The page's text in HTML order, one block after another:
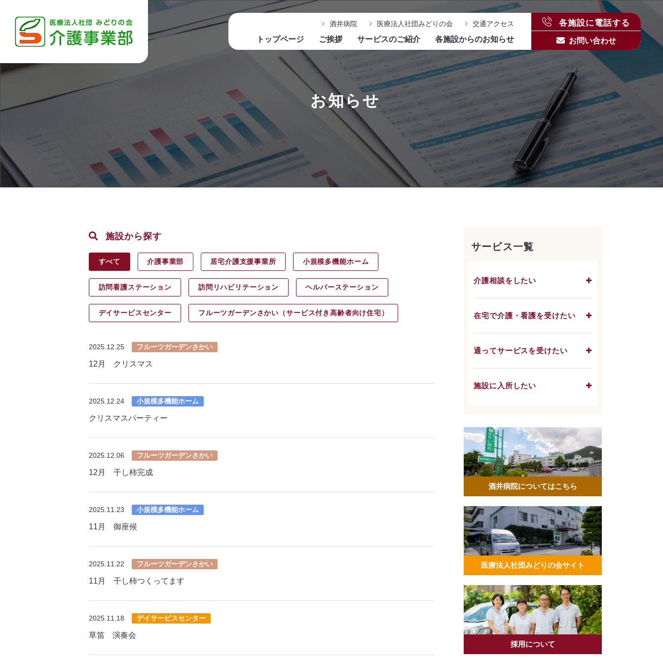
酒井病院 医療法人社団みどりの会 交通アクセス
トップページ ご挨拶 サービスのご紹介 各施設からのお知らせ
各施設に電話する
お問い合わせ
お知らせ
施設から探す
すべて 介護事業部 居宅介護支援事業所 小規模多機能ホーム
訪問看護ステーション 訪問リハビリ テーション ヘルパーステーション
デイサービスセンター フルーツガーデンさかい（サービス付き高齢者向け住宅）
2025.12.25 フルーツガーデンさかい
12月 クリスマス
2025.12.24 小規模多機能ホーム
クリスマスパーティー
2025.12.06 フルーツガーデンさかい
12月 干し柿完成
2025.11.23 小規模多機能ホーム
11月 御座候
2025.11.22 フルーツガーデンさかい
11月 干し柿つくってます
2025.11.18 デイサービスセンター
草笛 演奏会
サービス一覧
介護相談をしたい
在宅で介護・看護を受けたい
通ってサービスを受けたい
施設に入所したい
酒井病院についてはこちら
医療法人社団みどりの会サイト
採用について